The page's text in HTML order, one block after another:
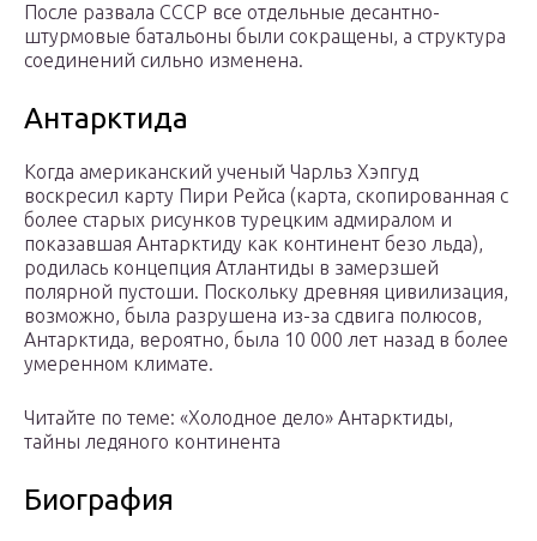
После развала СССР все отдельные десантно-
штурмовые батальоны были сокращены, а структура
соединений сильно изменена.
Антарктида
Когда американский ученый Чарльз Хэпгуд
воскресил карту Пири Рейса (карта, скопированная с
более старых рисунков турецким адмиралом и
показавшая Антарктиду как континент безо льда),
родилась концепция Атлантиды в замерзшей
полярной пустоши. Поскольку древняя цивилизация,
возможно, была разрушена из-за сдвига полюсов,
Антарктида, вероятно, была 10 000 лет назад в более
умеренном климате.
Читайте по теме: «Холодное дело» Антарктиды,
тайны ледяного континента
Биография